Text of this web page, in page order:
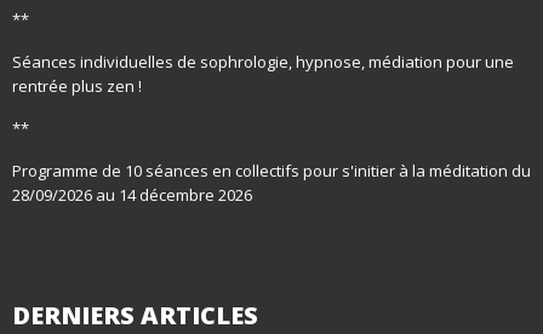
**
Séances individuelles de sophrologie, hypnose, médiation pour une
rentrée plus zen !
**
Programme de 10 séances en collectifs pour s'initier à la méditation du
28/09/2026 au 14 décembre 2026
DERNIERS ARTICLES